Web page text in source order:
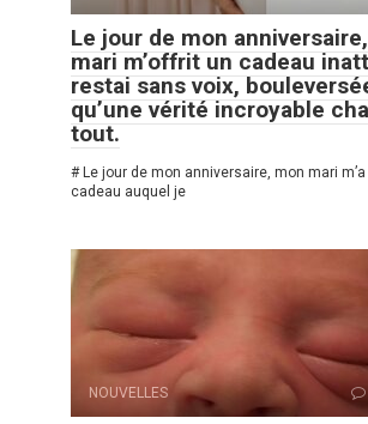
Le jour de mon
mari m’offrit un cadeau
restai sans voix,
qu’une vérité incroyable
tout.
# Le jour de mon anniversaire, mon mari
cadeau auquel je
NOUVELLES